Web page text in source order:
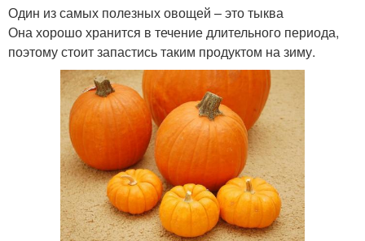
Один из самых полезных овощей – это тыква
Она хорошо хранится в течение длительного периода,
поэтому стоит запастись таким продуктом на зиму.